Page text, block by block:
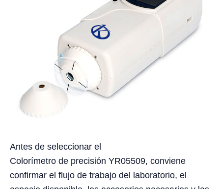
Antes de seleccionar el
Colorímetro de precisión YR05509, conviene
confirmar el flujo de trabajo del laboratorio, el